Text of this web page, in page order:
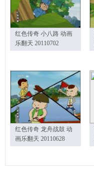
红色传奇 小八路 动画
乐翻天 20110702
红色传奇 龙舟战鼓 动
画乐翻天 20110628